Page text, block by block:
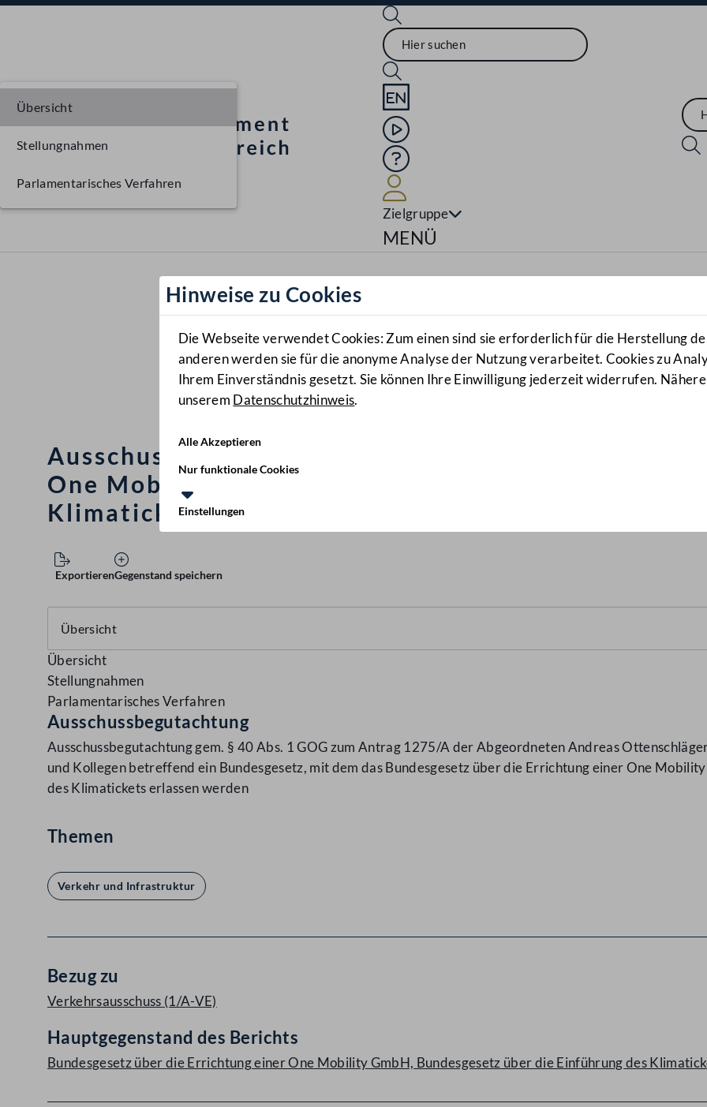
Sprache English
Mediathek
Hilfe
Zielgruppe
Navigationsmenü öffnen
MENÜ
Hinweise zu Cookies
Die Webseite verwendet Cookies: Zum einen sind sie erforderlich für die Herstellung
anderen werden sie für die anonyme Analyse der Nutzung verarbeitet. Cookies zu
Ihrem Einverständnis gesetzt. Sie können Ihre Einwilligung jederzeit widerrufen.
unserem Datenschutzhinweis.
Alle Akzeptieren
Nur funktionale Cookies
Einstellungen
Ausschussbegutachtung betreffend Bundesgesetz
One Mobility GmbH und Bundesgesetz über die
Klimatickets (3/AUA)
ExportierenGegenstand speichern
Übersicht
Stellungnahmen
Parlamentarisches Verfahren
Übersicht
Stellungnahmen
Parlamentarisches Verfahren
Ausschussbegutachtung
Ausschussbegutachtung gem. § 40 Abs. 1 GOG zum Antrag 1275/A der Abgeordneten Andreas
und Kollegen betreffend ein Bundesgesetz, mit dem das Bundesgesetz über die Errichtung einer One
des Klimatickets erlassen werden
Themen
Verkehr und Infrastruktur
Bezug zu
Verkehrsausschuss (1/A-VE)
Hauptgegenstand des Berichts
Bundesgesetz über die Errichtung einer One Mobility GmbH, Bundesgesetz über die Einführung des